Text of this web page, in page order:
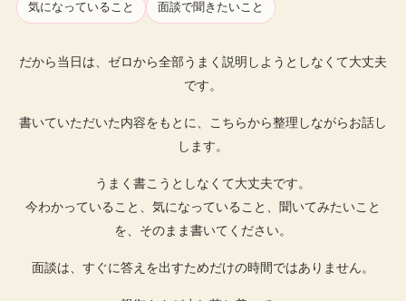
気になっていること 面談で聞きたいこと
だから当日は、ゼロから全部うまく説明しようとしなくて大丈夫
です。
書いていただいた内容をもとに、こちらから整理しながらお話し
します。
うまく書こうとしなくて大丈夫です。
今わかっていること、気になっていること、聞いてみたいこと
を、そのまま書いてください。
面談は、すぐに答えを出すためだけの時間ではありません。